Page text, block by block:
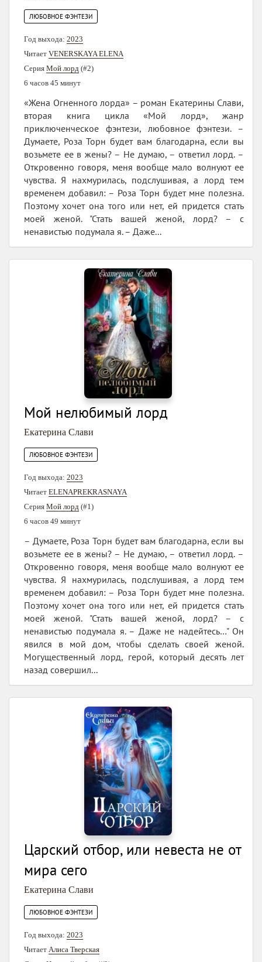
ЛЮБОВНОЕ ФЭНТЕЗИ
Год выхода: 2023
Читает VENERSKAYA ELENA
Серия Мой лорд (#2)
6 часов 45 минут
«Жена Огненного лорда» – роман Екатерины Слави,
вторая книга цикла «Мой лорд», жанр
приключенческое фэнтези, любовное фэнтези. –
Думаете, Роза Торн будет вам благодарна, если вы
возьмете ее в жены? – Не думаю, – ответил лорд. –
Откровенно говоря, меня вообще мало волнуют ее
чувства. Я нахмурилась, подслушивая, а лорд тем
временем добавил: – Роза Торн будет мне полезна.
Поэтому хочет она того или нет, ей придется стать
моей женой. "Стать вашей женой, лорд? – с
ненавистью подумала я. – Даже...
Мой нелюбимый лорд
Екатерина Слави
ЛЮБОВНОЕ ФЭНТЕЗИ
Год выхода: 2023
Читает ELENAPREKRASNAYA
Серия Мой лорд (#1)
6 часов 49 минут
– Думаете, Роза Торн будет вам благодарна, если вы
возьмете ее в жены? – Не думаю, – ответил лорд. –
Откровенно говоря, меня вообще мало волнуют ее
чувства. Я нахмурилась, подслушивая, а лорд тем
временем добавил: – Роза Торн будет мне полезна.
Поэтому хочет она того или нет, ей придется стать
моей женой. "Стать вашей женой, лорд? – с
ненавистью подумала я. – Даже не надейтесь…" Он
явился в мой дом, чтобы сделать своей женой.
Могущественный лорд, герой, который десять лет
назад совершил...
Царский отбор, или невеста не от
мира сего
Екатерина Слави
ЛЮБОВНОЕ ФЭНТЕЗИ
Год выхода: 2023
Читает Алиса Тверская